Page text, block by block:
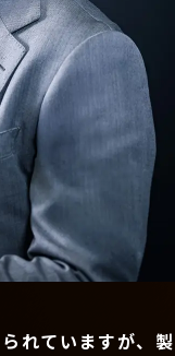
れていますが、